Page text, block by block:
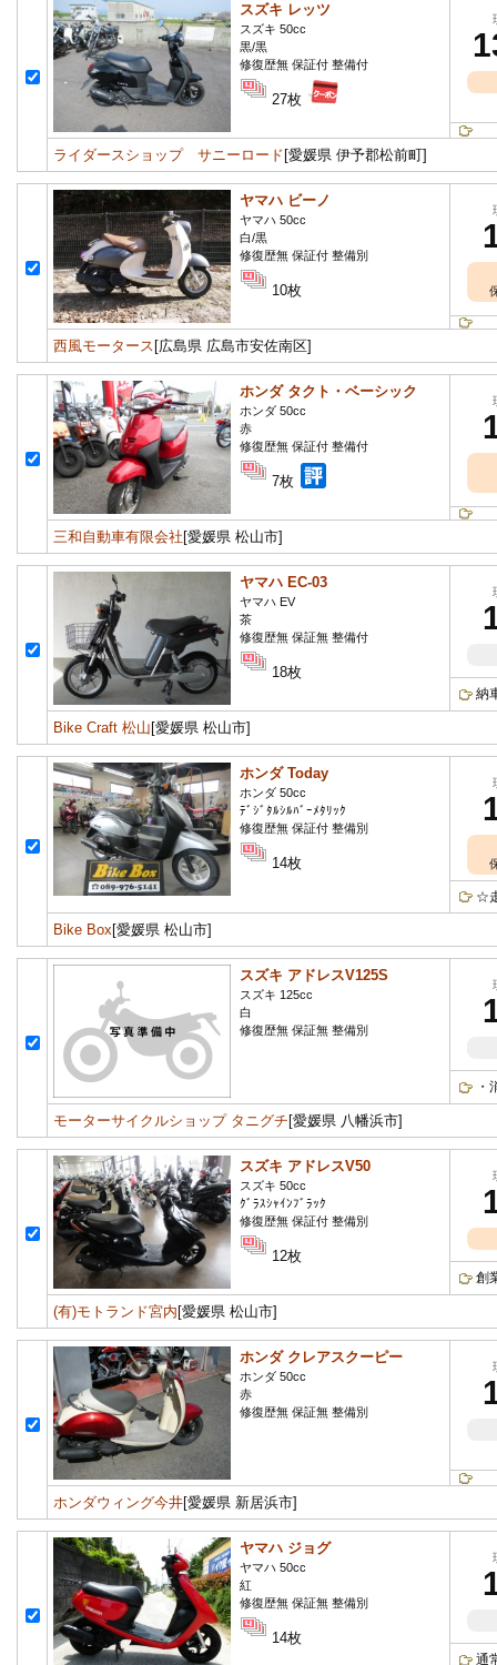
スズキ レッツ
スズキ 50cc
黒/黒
修復歴無 保証付 整備付
27枚
ライダースショップ サニーロード [愛媛県 伊予郡松前町]
ヤマハ ビーノ
ヤマハ 50cc
白/黒
修復歴無 保証付 整備別
10枚
西風モータース [広島県 広島市安佐南区]
ホンダ タクト・ベーシック
ホンダ 50cc
赤
修復歴無 保証付 整備付
7枚
三和自動車有限会社 [愛媛県 松山市]
ヤマハ EC-03
ヤマハ EV
茶
修復歴無 保証無 整備付
18枚
納
Bike Craft 松山 [愛媛県 松山市]
ホンダ Today
ホンダ 50cc
ﾃﾞｼﾞﾀﾙｼﾙﾊﾞｰﾒﾀﾘｯｸ
修復歴無 保証付 整備別
14枚
☆
Bike Box[愛媛県 松山市]
スズキ アドレスV125S
スズキ 125cc
白
修復歴無 保証無 整備別
・
モーターサイクルショップ タニグチ [愛媛県 八幡浜市]
スズキ アドレスV50
スズキ 50cc
ｸﾞﾗｽｼｬｲﾝﾌﾞﾗｯｸ
修復歴無 保証付 整備別
12枚
創
(有)モトランド宮内 [愛媛県 松山市]
ホンダ クレアスクーピー
ホンダ 50cc
赤
修復歴無 保証無 整備別
ホンダウィング今井[愛媛県 新居浜市]
ヤマハ ジョグ
ヤマハ 50cc
紅
修復歴無 保証無 整備別
14枚
通